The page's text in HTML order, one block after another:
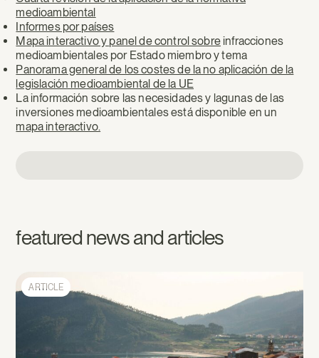
medioambiental
Informes por países
Mapa interactivo y panel de control sobreinfracciones
medioambientales por Estado miembro y tema
Panorama general de los costes de la no aplicación de la
legislación medioambiental de la UE
La información sobre las necesidades y lagunas de las
inversiones medioambientales está disponible en un
mapa interactivo.
featured news and articles
ARTICLE